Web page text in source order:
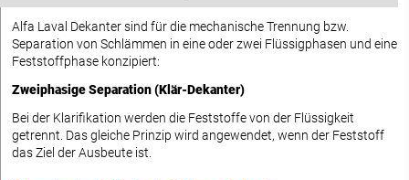
Alfa Laval Dekanter sind für die mechanische Trennung bzw.
Separation von Schlämmen in eine oder zwei Flüssigphasen und eine
Feststoffphase konzipiert:
Zweiphasige Separation (Klär-Dekanter)
Bei der Klarifikation werden die Feststoffe von der Flüssigkeit
getrennt. Das gleiche Prinzip wird angewendet, wenn der Feststoff
das Ziel der Ausbeute ist.